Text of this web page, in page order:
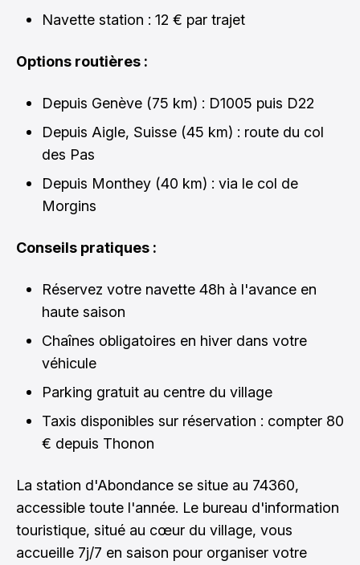
Navette station : 12 € par trajet
Options routières :
Depuis Genève (75 km) : D1005 puis D22
Depuis Aigle, Suisse (45 km) : route du col
des Pas
Depuis Monthey (40 km) : via le col de
Morgins
Conseils pratiques :
Réservez votre navette 48h à l'avance en
haute saison
Chaînes obligatoires en hiver dans votre
véhicule
Parking gratuit au centre du village
Taxis disponibles sur réservation : compter 80
€ depuis Thonon
La station d'Abondance se situe au 74360,
accessible toute l'année. Le bureau d'information
touristique, situé au cœur du village, vous
accueille 7j/7 en saison pour organiser votre